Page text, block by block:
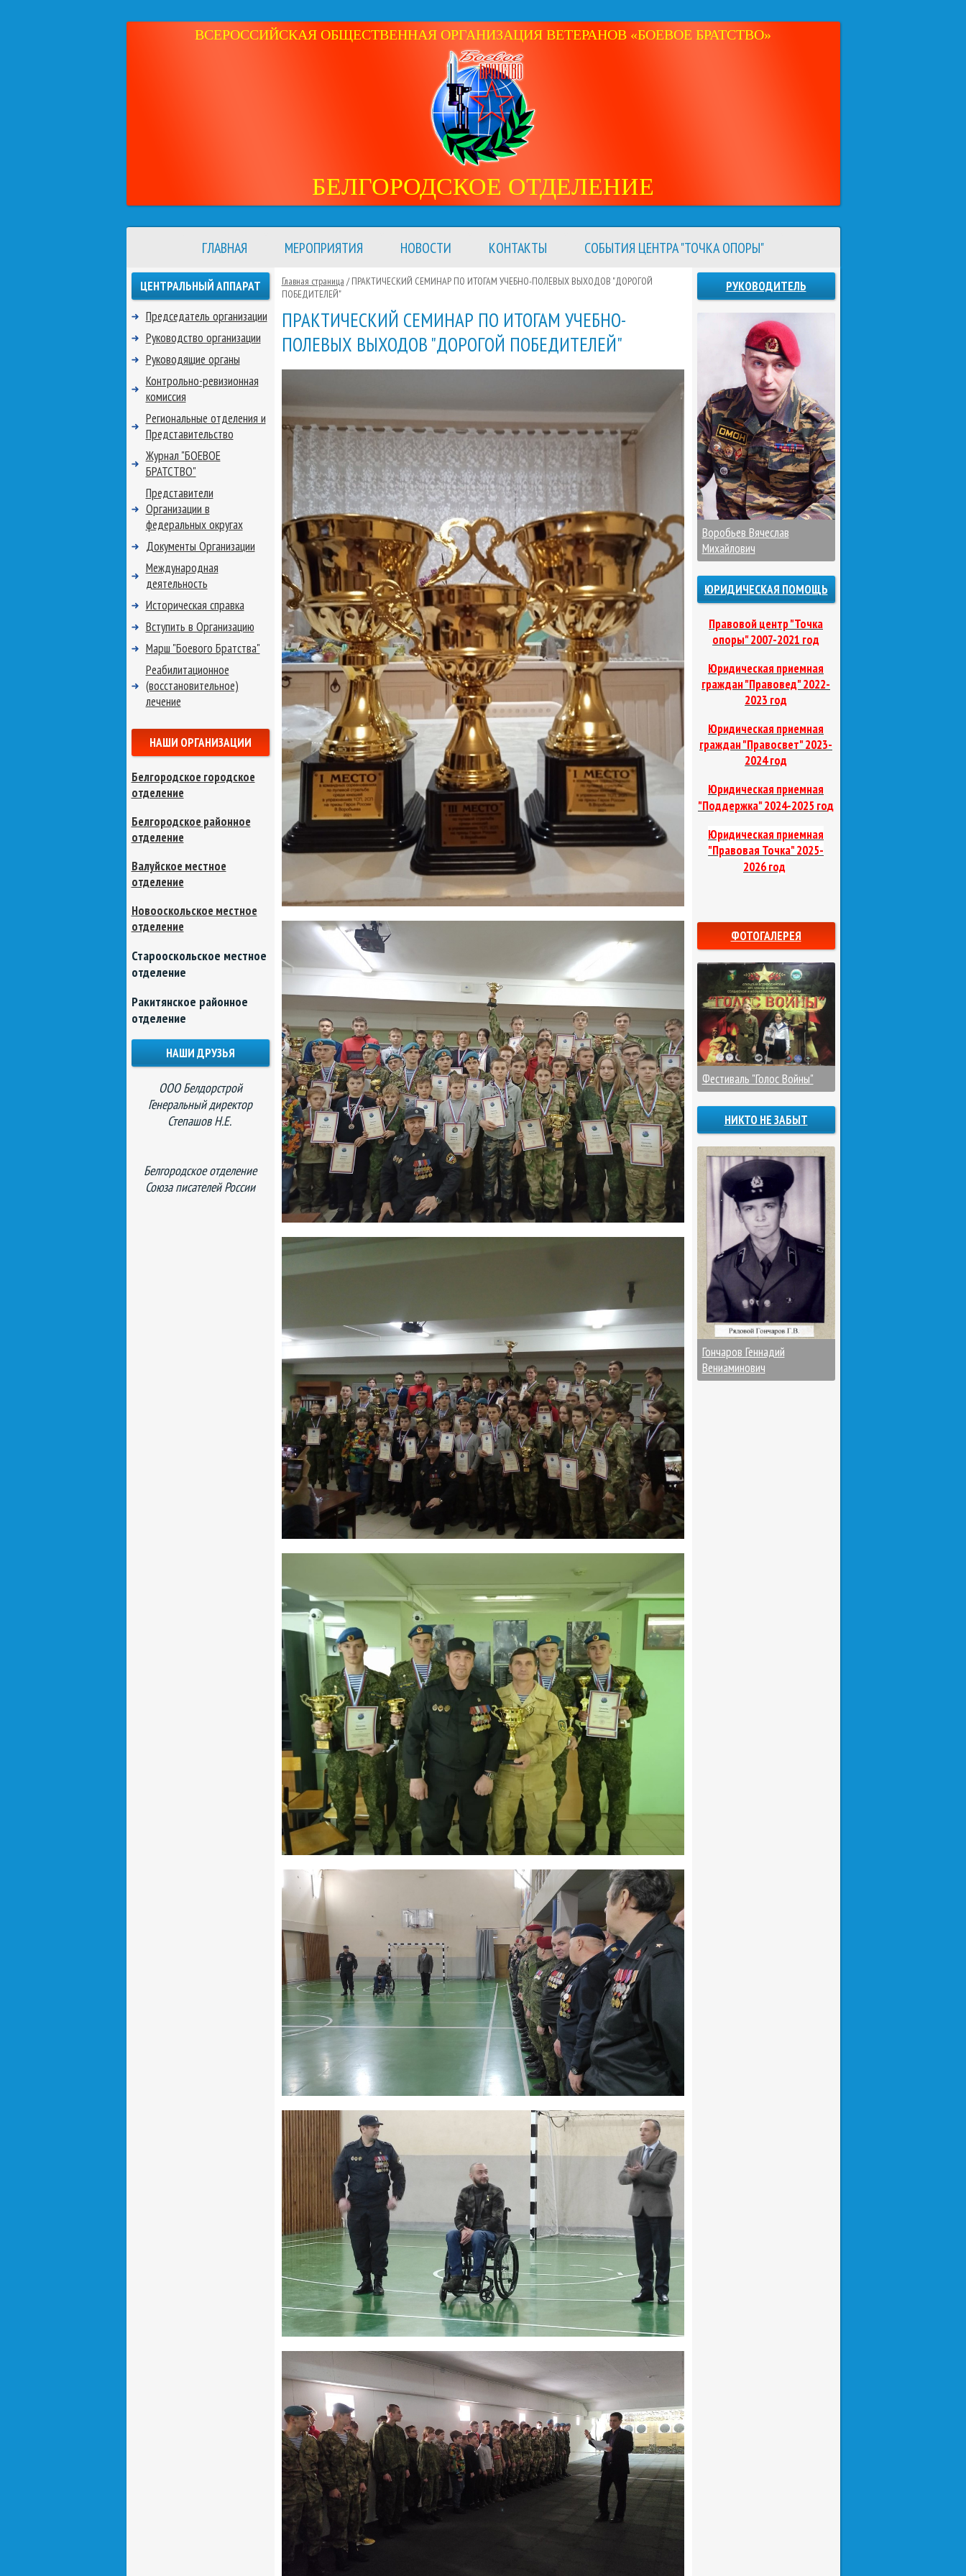
ВСЕРОССИЙСКАЯ ОБЩЕСТВЕННАЯ ОРГАНИЗАЦИЯ ВЕТЕРАНОВ «БОЕВОЕ БРАТСТВО»
БЕЛГОРОДСКОЕ ОТДЕЛЕНИЕ
ГЛАВНАЯ МЕРОПРИЯТИЯ НОВОСТИ КОНТАКТЫ СОБЫТИЯ ЦЕНТРА "ТОЧКА ОПОРЫ"
Главная страница / ПРАКТИЧЕСКИЙ СЕМИНАР ПО ИТОГАМ УЧЕБНО-ПОЛЕВЫХ ВЫХОДОВ "ДОРОГОЙ
ПОБЕДИТЕЛЕЙ"
ПРАКТИЧЕСКИЙ СЕМИНАР ПО ИТОГАМ УЧЕБНО-
ПОЛЕВЫХ ВЫХОДОВ "ДОРОГОЙ ПОБЕДИТЕЛЕЙ"
ЦЕНТРАЛЬНЫЙ АППАРАТ
Председатель организации
Руководство организации
Руководящие органы
Контрольно-ревизионная
комиссия
Региональные отделения и
Представительство
Журнал "БОЕВОЕ
БРАТСТВО"
Представители
Организации в
федеральных округах
Документы Организации
Международная
деятельность
Историческая справка
Вступить в Организацию
Марш "Боевого Братства"
Реабилитационное
(восстановительное)
лечение
НАШИ ОРГАНИЗАЦИИ
Белгородское городское
отделение
Белгородское районное
отделение
Валуйское местное
отделение
Новооскольское местное
отделение
Старооскольское местное
отделение
Ракитянское районное
отделение
НАШИ ДРУЗЬЯ
ООО Белдорстрой
Генеральный директор
Степашов Н.Е.
Белгородское отделение
Союза писателей России
РУКОВОДИТЕЛЬ
Воробьев Вячеслав
Михайлович
ЮРИДИЧЕСКАЯ ПОМОЩЬ
Правовой центр "Точка
опоры" 2007-2021 год
Юридическая приемная
граждан "Правовед"2022-
2023 год
Юридическая приемная
граждан "Правосвет"2023-
2024 год
Юридическая приемная
"Поддержка"2024-2025 год
Юридическая приемная
"Правовая Точка"2025-
2026 год
ФОТОГАЛЕРЕЯ
Фестиваль "Голос Войны"
НИКТО НЕ ЗАБЫТ
Гончаров Геннадий
Вениаминович